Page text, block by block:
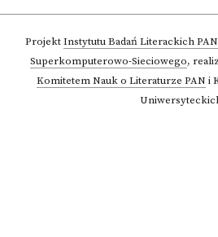
ProjektInstytutu Badań Literackich PAN
Superkomputerowo-Sieciowego,
Komitetem Nauk o Literaturze PAN i